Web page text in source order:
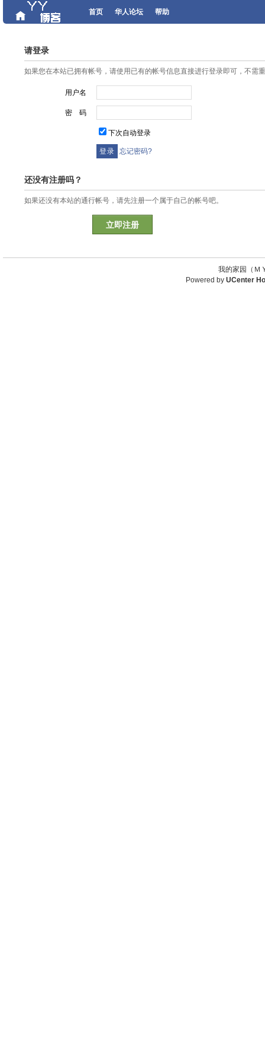
首页 华人论坛 帮助
请登录
如果您在本站已拥有帐号，请使用已有的帐号信息直接进行登录即可，不需
用户名
密 码
下次自动登录
忘记密码?
还没有注册吗？
如果还没有本站的通行帐号，请先注册一个属于自己的帐号吧。
立即注册
我的家园（
Powered by UCenter